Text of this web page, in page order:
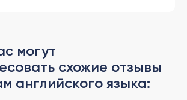
могут
схожие отзывы
английского языка: